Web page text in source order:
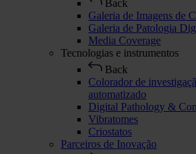
Back
Galeria de Imagens de
Galeria de Patologia
Media Coverage
Tecnologias e instrumentos
Back
Colorador de
automatizado
Digital Pathology &
Vibratomes
Criostatos
Parceiros de Inovação